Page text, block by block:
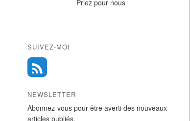
Priez pour nous
SUIVEZ-MOI
NEWSLETTER
Abonnez-vous pour être averti des nouveaux
articles publiés.